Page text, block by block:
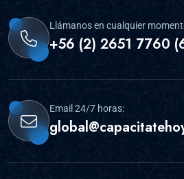
Llámanos en cualquier
+56 (2) 2651 7760
Email 24/7 horas: